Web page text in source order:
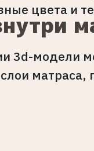
цвета и
3d-модели